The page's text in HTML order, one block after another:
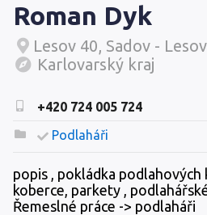
Roman Dyk
Lesov 40, Sadov -
Karlovarský kraj
+420 724 005 724
Podlaháři
popis , pokládka
koberce, parkety ,
Řemeslné práce -> podlaháři